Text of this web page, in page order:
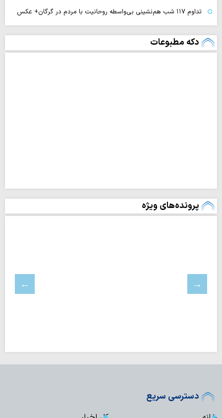
تداوم ۱۱۷ شب هم‌نشینی بی‌واسطه روحانیت با مردم در گرگان+ عکس
دکه مطبوعات
پرونده‌های ویژه
دسترسی سریع